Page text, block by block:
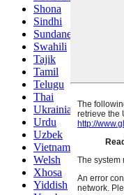
Shona
Sindhi
Sundanese
Swahili
Tajik
Tamil
Telugu
Thai
Ukrainian
Urdu
Uzbek
Vietnamese
Welsh
Xhosa
Yiddish